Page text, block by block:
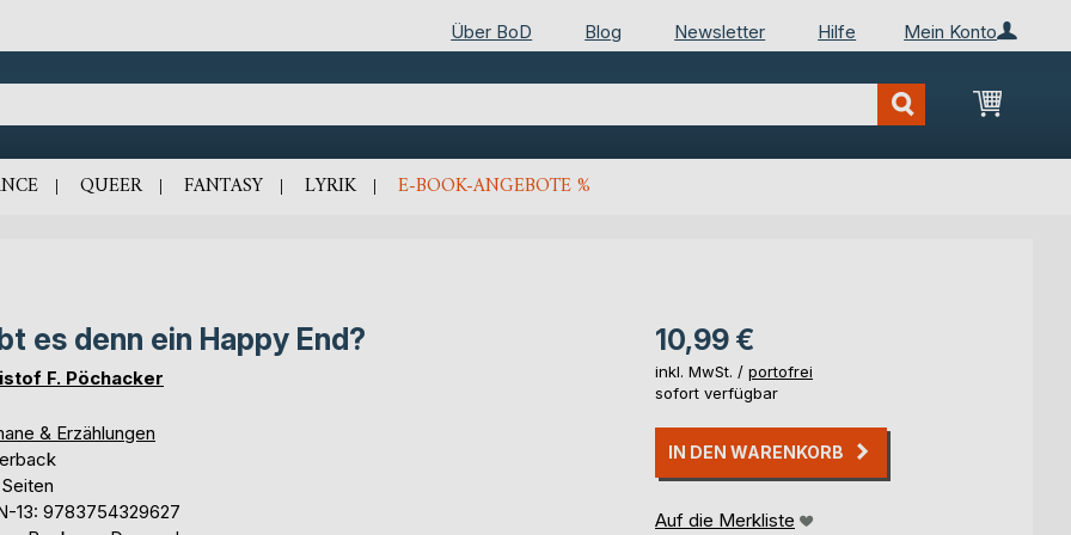
Mein Konto
Über BoD Blog Newsletter Hilfe
Mein
QUEER FANTASY LYRIK E-BOOK-ANGEBOTE %
es denn ein Happy End?
F. Pöchacker
& Erzählungen
13: 9783754329627
10,99 €
inkl. MwSt. / portofrei
sofort verfügbar
IN DEN WARENKORB
Auf die Merkliste